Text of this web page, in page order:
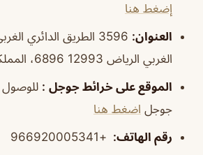
إضغط هنا
العنوان:
3596 الطريق الدائري
الغربي الرياض 12993 6896، المملكة العربية السعودية
الموقع على خرائط جوجل : للوصول
جوجل اضغط هنا
رقم الهاتف:
+966920005341